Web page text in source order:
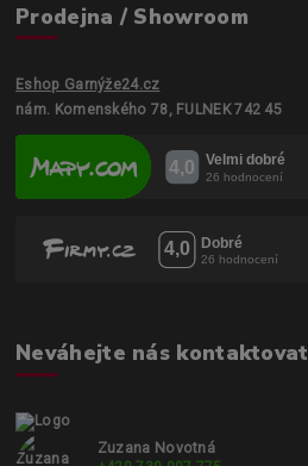
Prodejna / Showroom
Eshop Garnýže24.cz
nám. Komenského 78, FULNEK 742 45
Neváhejte nás kontaktovat
Zuzana Novotná